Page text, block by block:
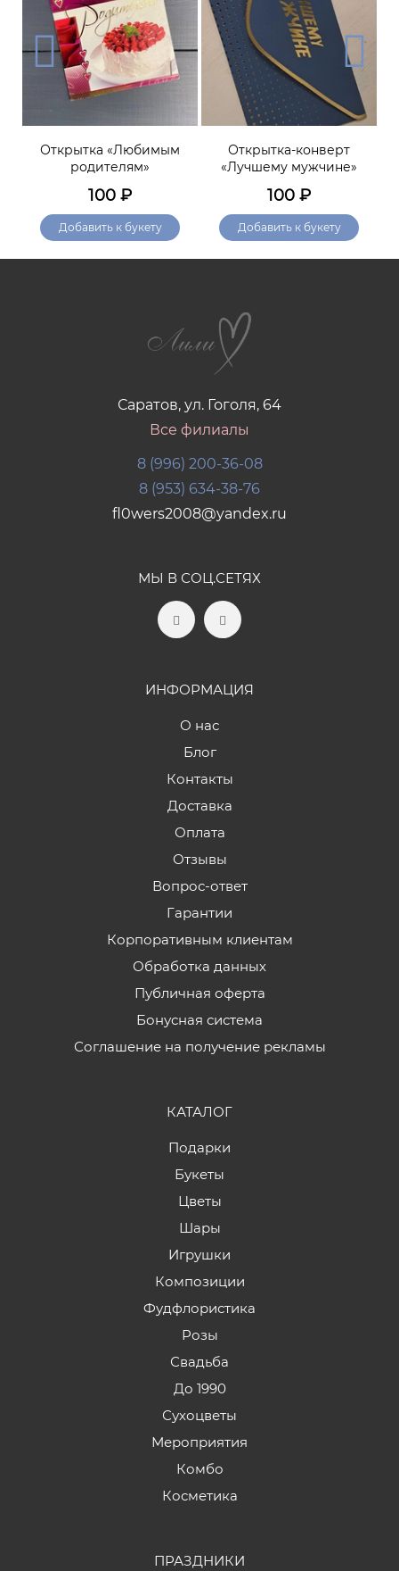
Открытка «Любимым
родителям»
100 ₽
Добавить к букету
Открытка-конверт
«Лучшему мужчине»
100 ₽
Добавить к букету
Саратов, ул. Гоголя, 64
Все филиалы
8 (996) 200-36-08
8 (953) 634-38-76
fl0wers2008@yandex.ru
МЫ В СОЦ.СЕТЯХ
ИНФОРМАЦИЯ
О нас
Блог
Контакты
Доставка
Оплата
Отзывы
Вопрос-ответ
Гарантии
Корпоративным клиентам
Обработка данных
Публичная оферта
Бонусная система
Соглашение на получение рекламы
КАТАЛОГ
Подарки
Букеты
Цветы
Шары
Игрушки
Композиции
Фудфлористика
Розы
Свадьба
До 1990
Сухоцветы
Мероприятия
Комбо
Косметика
ПРАЗДНИКИ